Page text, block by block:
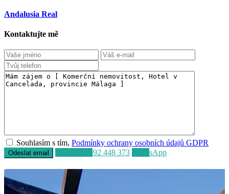
Andalusia Real
Kontaktujte mě
Souhlasím s tím,Podmínky ochrany osobních údajů GDPR
+34 692 448 373 WhatsApp